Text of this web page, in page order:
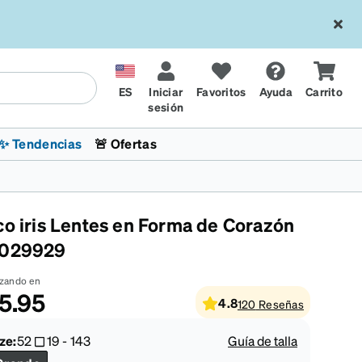
ES
Iniciar
sesión
Favoritos Ayuda Carrito
Lentes de sol de Moda
Transitions® XTRActive
x Chase Stokes CrossFit Games 2026
Tendencias
La sección de tendencias
🚨 Ofertas
iris Lentes en Forma de Corazón
en
4.8120 Reseñas
52 19-143
Guía de talla